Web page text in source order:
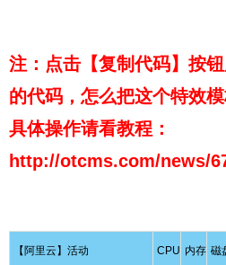
注：点击【复制代码】按
的代码，怎么把这个特效
具体操作请看教程：
http://otcms.com/news/
【阿里云】活动 CPU 内存 磁